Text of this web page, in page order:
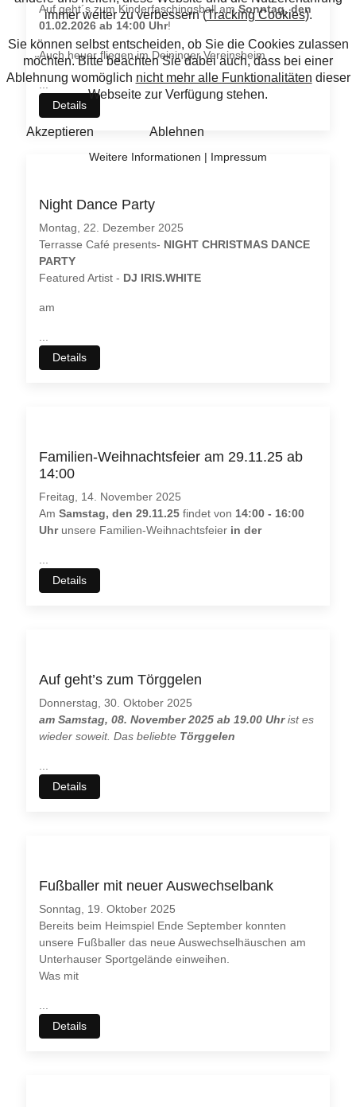
Auf geht´s zum Kinderfaschingsball amSonntag, den
01.02.2026 ab 14:00 Uhr!
Auch heuer fliegen im Deininger Vereinsheim
...
Details
Night Dance Party
Montag, 22. Dezember 2025
Terrasse Café presents- NIGHT CHRISTMAS DANCE
PARTY
Featured Artist - DJ IRIS.WHITE
am
Details
Familien-Weihnachtsfeier am 29.11.25 ab
14:00
Freitag, 14. November 2025
AmSamstag, den 29.11.25 findet von 14:00 - 16:00
Uhrunsere Familien-Weihnachtsfeier in der
Details
Auf geht’s zum Törggelen
Donnerstag, 30. Oktober 2025
am Samstag, 08. November 2025 ab 19.00 Uhrist es
wieder soweit. Das beliebte Törggelen
Details
Fußballer mit neuer Auswechselbank
Sonntag, 19. Oktober 2025
Bereits beim Heimspiel Ende September konnten
unsere Fußballer das neue Auswechselhäuschen am
Unterhauser Sportgelände einweihen.
Was mit
Details